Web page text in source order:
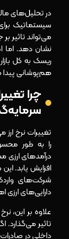
در تحلیل‌های
سیستماتیک
می‌تواند تاثیر
نشان دهد. اما
ریسک به کل
هم‌پوشانی
چرا
تغییرات نرخ
را به‌ طور
درآمدهای ارزی
افزایش یابد.
شرکت‌های
دارایی‌های ارزی
علاوه بر این،
تاثیر
داخلی در